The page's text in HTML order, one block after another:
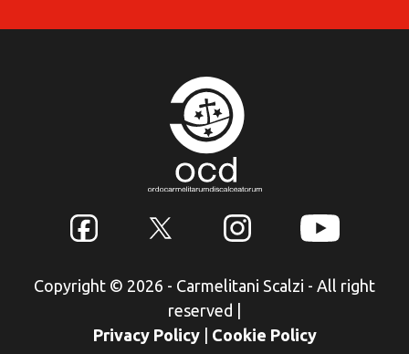
Copyright © 2026 - Carmelitani Scalzi - All right
reserved
Privacy Policy
Cookie Policy